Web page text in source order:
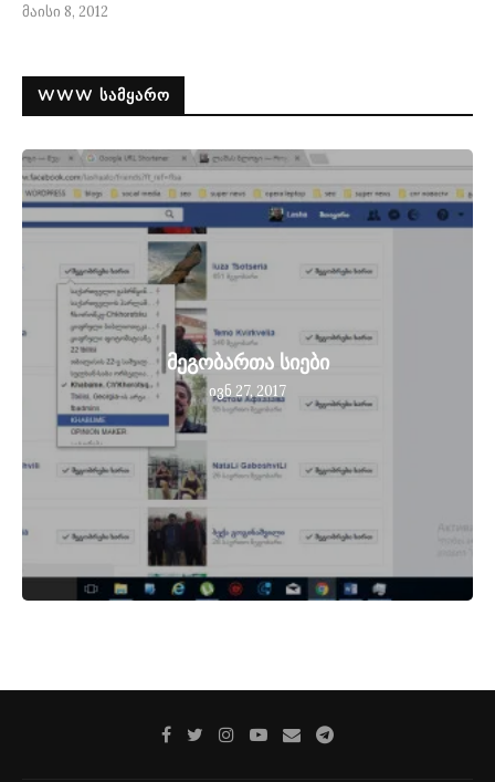
მაისი 8, 2012
WWW ᲡᲐᲛᲧᲐᲠᲝ
მეგობართა სიები
ივნ 27, 2017